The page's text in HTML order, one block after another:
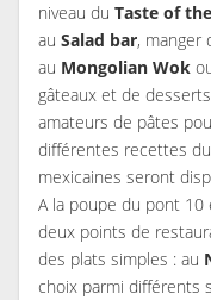
niveau du Taste of
au Salad bar, manger
au Mongolian Wok
gâteaux et de
amateurs de pâtes
différentes recettes du
mexicaines seront
A la poupe du pont
deux points de
des plats simples : au
choix parmi différents